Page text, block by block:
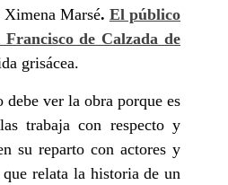
Marsé. El público
de Calzada de
grisácea.
ver la obra porque es
trabaja con respecto y
su reparto con actores y
relata la historia de un